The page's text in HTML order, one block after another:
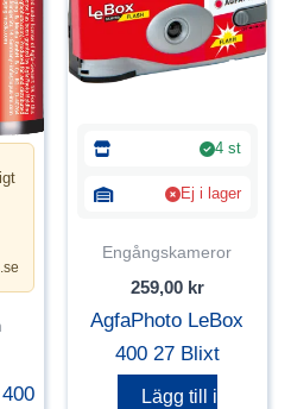
4 st
Ej i lager
Engångskameror
259,00 kr
AgfaPhoto LeBox
400 27 Blixt
Lägg till i